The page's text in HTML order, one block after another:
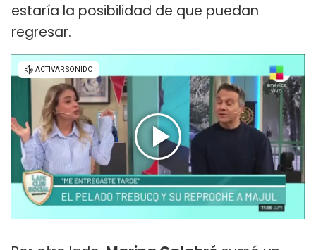
estaría la posibilidad de que puedan
regresar.